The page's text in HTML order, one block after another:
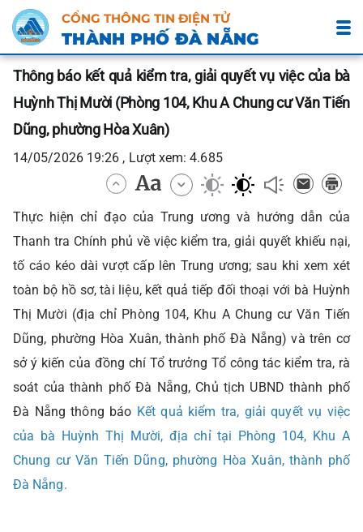
CỔNG THÔNG TIN ĐIỆN TỬ
THÀNH PHỐ ĐÀ NẴNG
Thông báo kết quả kiểm tra, giải quyết vụ việc của bà
Huỳnh Thị Mười (Phòng 104, Khu A Chung cư Văn Tiến
Dũng, phường Hòa Xuân)
14/05/2026 19:26 , Lượt xem: 4.685
Thực hiện chỉ đạo của Trung ương và hướng dẫn của
Thanh tra Chính phủ về việc kiểm tra, giải quyết khiếu nại,
tố cáo kéo dài vượt cấp lên Trung ương; sau khi xem xét
toàn bộ hồ sơ, tài liệu, kết quả tiếp đối thoại với bà Huỳnh
Thị Mười (địa chỉ Phòng 104, Khu A Chung cư Văn Tiến
Dũng, phường Hòa Xuân, thành phố Đà Nẵng) và trên cơ
sở ý kiến của đồng chí Tổ trưởng Tổ công tác kiểm tra, rà
soát của thành phố Đà Nẵng, Chủ tịch UBND thành phố
Đà Nẵng thông báo Kết quả kiểm tra, giải quyết vụ việc
của bà Huỳnh Thị Mười, địa chỉ tại Phòng 104, Khu A
Chung cư Văn Tiến Dũng, phường Hòa Xuân, thành phố
Đà Nẵng.